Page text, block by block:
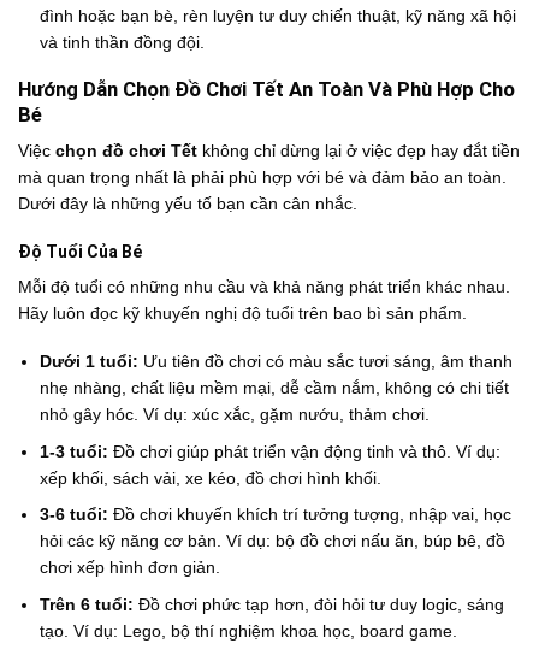
đình hoặc bạn bè, rèn luyện tư duy chiến thuật, kỹ năng xã hội
và tinh thần đồng đội.
Hướng Dẫn Chọn Đồ Chơi Tết An Toàn Và Phù Hợp Cho
Bé
Việc chọn đồ chơi Tết không chỉ dừng lại ở việc đẹp hay đắt tiền
mà quan trọng nhất là phải phù hợp với bé và đảm bảo an toàn.
Dưới đây là những yếu tố bạn cần cân nhắc.
Độ Tuổi Của Bé
Mỗi độ tuổi có những nhu cầu và khả năng phát triển khác nhau.
Hãy luôn đọc kỹ khuyến nghị độ tuổi trên bao bì sản phẩm.
Dưới 1 tuổi: Ưu tiên đồ chơi có màu sắc tươi sáng, âm thanh
nhẹ nhàng, chất liệu mềm mại, dễ cầm nắm, không có chi tiết
nhỏ gây hóc. Ví dụ: xúc xắc, gặm nướu, thảm chơi.
1-3 tuổi: Đồ chơi giúp phát triển vận động tinh và thô. Ví dụ:
xếp khối, sách vải, xe kéo, đồ chơi hình khối.
3-6 tuổi: Đồ chơi khuyến khích trí tưởng tượng, nhập vai, học
hỏi các kỹ năng cơ bản. Ví dụ: bộ đồ chơi nấu ăn, búp bê, đồ
chơi xếp hình đơn giản.
Trên 6 tuổi: Đồ chơi phức tạp hơn, đòi hỏi tư duy logic, sáng
tạo. Ví dụ: Lego, bộ thí nghiệm khoa học, board game.